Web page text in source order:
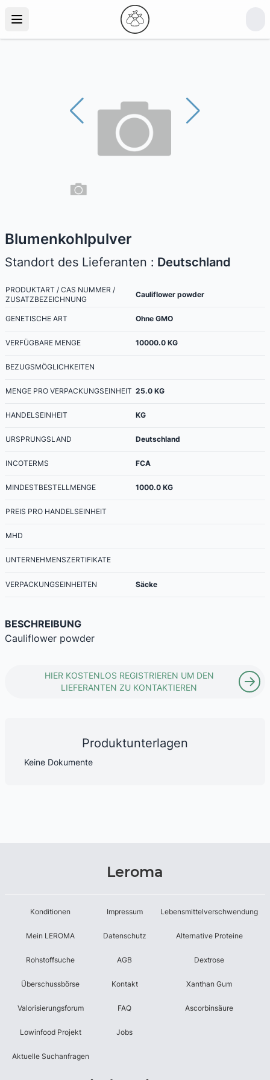
Blumenkohlpulver
Standort des Lieferanten : Deutschland
PRODUKTART / CAS NUMMER /
ZUSATZBEZEICHNUNG
Cauliflower powder
GENETISCHE ART Ohne GMO
VERFÜGBARE MENGE 10000.0 KG
BEZUGSMÖGLICHKEITEN
MENGE PRO VERPACKUNGSEINHEIT 25.0 KG
HANDELSEINHEIT KG
URSPRUNGSLAND Deutschland
INCOTERMS FCA
MINDESTBESTELLMENGE 1000.0 KG
PREIS PRO HANDELSEINHEIT
MHD
UNTERNEHMENSZERTIFIKATE
VERPACKUNGSEINHEITEN Säcke
BESCHREIBUNG
Cauliflower powder
HIER KOSTENLOS REGISTRIEREN UM DEN
LIEFERANTEN ZU KONTAKTIEREN
Produktunterlagen
Keine Dokumente
Leroma
Konditionen
Mein LEROMA
Rohstoffsuche
Überschussbörse
Valorisierungsforum
Lowinfood Projekt
Aktuelle Suchanfragen
Impressum
Datenschutz
AGB
Kontakt
FAQ
Jobs
Lebensmittelverschwendung
Alternative Proteine
Dextrose
Xanthan Gum
Ascorbinsäure